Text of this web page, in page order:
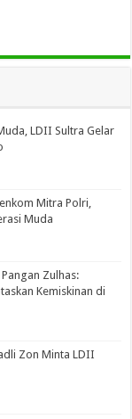
LDII Sultra Gelar
Mitra Polri,
Muda
Zulhas:
Kemiskinan di
Zon Minta LDII